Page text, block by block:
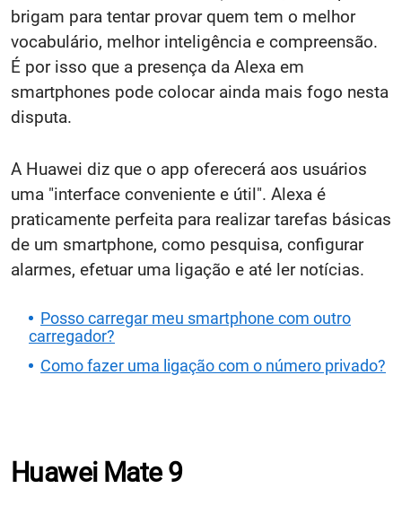
brigam para tentar provar quem tem o melhor
vocabulário, melhor inteligência e compreensão.
É por isso que a presença da Alexa em
smartphones pode colocar ainda mais fogo nesta
disputa.
A Huawei diz que o app oferecerá aos usuários
uma "interface conveniente e útil". Alexa é
praticamente perfeita para realizar tarefas básicas
de um smartphone, como pesquisa, configurar
alarmes, efetuar uma ligação e até ler notícias.
Posso carregar meu smartphone com outro
carregador?
Como fazer uma ligação com o número privado?
Huawei Mate 9